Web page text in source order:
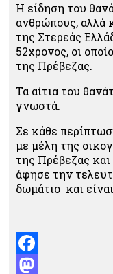
Η είδηση του
ανθρώπους, αλλά
της Στερεάς
52χρονος, οι
της Πρέβεζας.
Τα αίτια του
γνωστά.
Σε κάθε
με μέλη της
της Πρέβεζας και
άφησε την
δωμάτιο και
Facebook